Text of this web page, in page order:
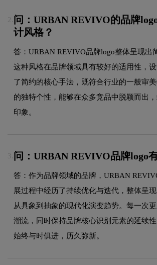
2. 问：URBAN REVIVO的品牌
计风格？
答：URBAN REVIVO品牌logo整体呈现出
这种风格在品牌领域具有较好的适用性，
了简约的核心手法，既符合行业的一般审
的独特个性，能够在众多竞品中脱颖而出
印象。
3. 问：URBAN REVIVO品牌logo
答：作为品牌领域的品牌，URBAN
展过程中经历了持续优化与迭代，整体呈现
从具象到抽象的现代化演变趋势。每一次
潮流，同时保持品牌核心识别元素的延续
始终与时俱进，历久弥新。